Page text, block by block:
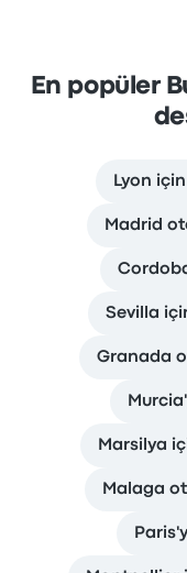
En popüler
Lyon
Madrid
Sevilla
Granada
Marsilya
Malaga